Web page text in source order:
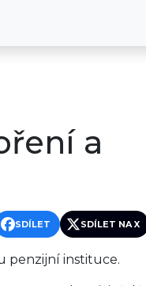
a
SDÍLET SDÍLET NA X
penzijní instituce.